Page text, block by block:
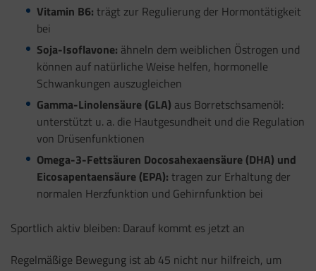
Vitamin B6: trägt zur Regulierung der Hormontätigkeit
bei
Soja-Isoflavone: ähneln dem weiblichen Östrogen und
können auf natürliche Weise helfen, hormonelle
Schwankungen auszugleichen
Gamma-Linolensäure (GLA) aus Borretschsamenöl:
unterstützt u. a. die Hautgesundheit und die Regulation
von Drüsenfunktionen
Omega-3-Fettsäuren Docosahexaensäure (DHA) und
Eicosapentaensäure (EPA): tragen zur Erhaltung der
normalen Herzfunktion und Gehirnfunktion bei
Sportlich aktiv bleiben: Darauf kommt es jetzt an
Regelmäßige Bewegung ist ab 45 nicht nur hilfreich, um